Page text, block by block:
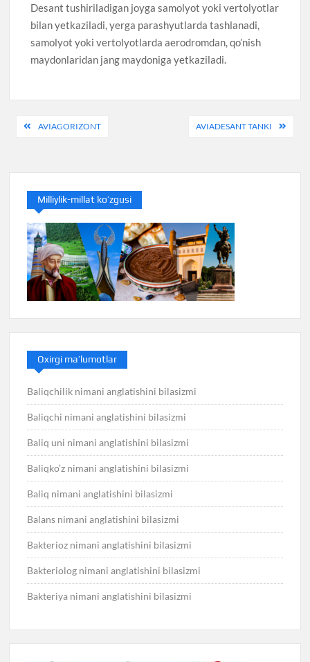
Desant tushiriladigan joyga samolyot yoki vertolyotlar
bilan yetkaziladi, yerga parashyutlarda tashlanadi,
samolyot yoki vertolyotlarda aerodromdan, qo’nish
maydonlaridan jang maydoniga yetkaziladi.
PostAVIAGORIZONT AVIADESANT TANKI
Milliylik-millat ko’zgusi
Oxirgi ma’lumotlar
Baliqchilik nimani anglatishini bilasizmi
Baliqchi nimani anglatishini bilasizmi
Baliq uni nimani anglatishini bilasizmi
Baliqko’z nimani anglatishini bilasizmi
Baliq nimani anglatishini bilasizmi
Balans nimani anglatishini bilasizmi
Bakterioz nimani anglatishini bilasizmi
Bakteriolog nimani anglatishini bilasizmi
Bakteriya nimani anglatishini bilasizmi